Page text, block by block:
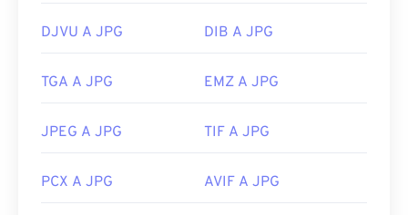
DJVU A JPG DIB A JPG
TGA A JPG EMZ A JPG
JPEG A JPG TIF A JPG
PCX A JPG AVIF A JPG